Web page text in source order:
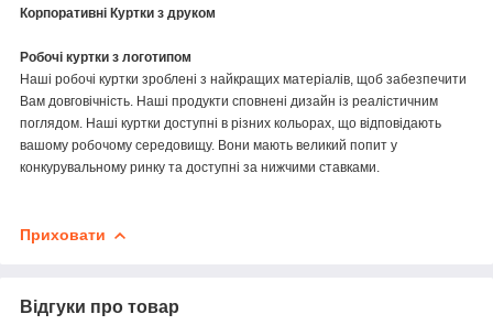
Корпоративні Куртки з друком
Робочі куртки з логотипом
Наші робочі куртки зроблені з найкращих матеріалів, щоб забезпечити
Вам довговічність. Наші продукти сповнені дизайн із реалістичним
поглядом. Наші куртки доступні в різних кольорах, що відповідають
вашому робочому середовищу. Вони мають великий попит у
конкурувальному ринку та доступні за нижчими ставками.
Приховати
Відгуки про товар